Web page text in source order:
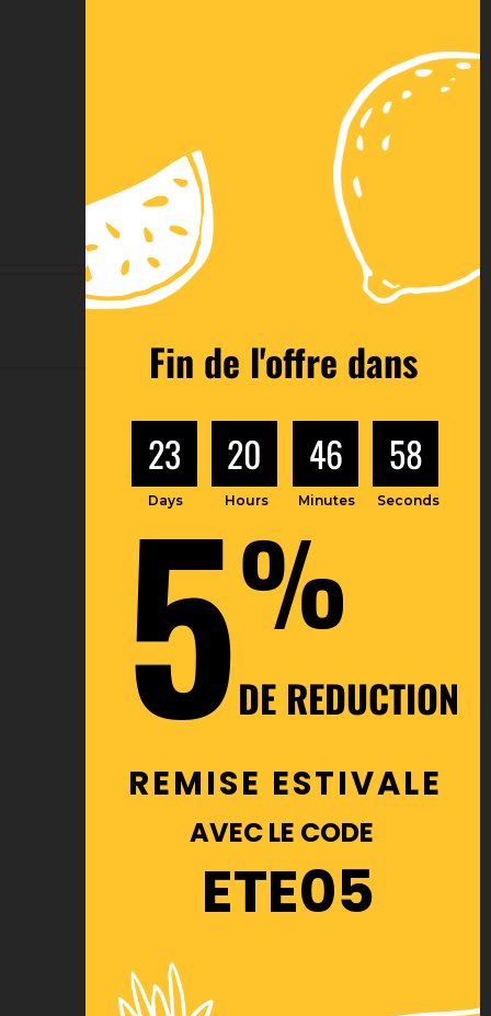
(voir
conditions)
5%
DE REDUCTION
Fin de l'offre dans
REMISE ESTIVALE
AVEC LE CODE
ETE05
23 20 46 57
Days Hours Minutes Seconds